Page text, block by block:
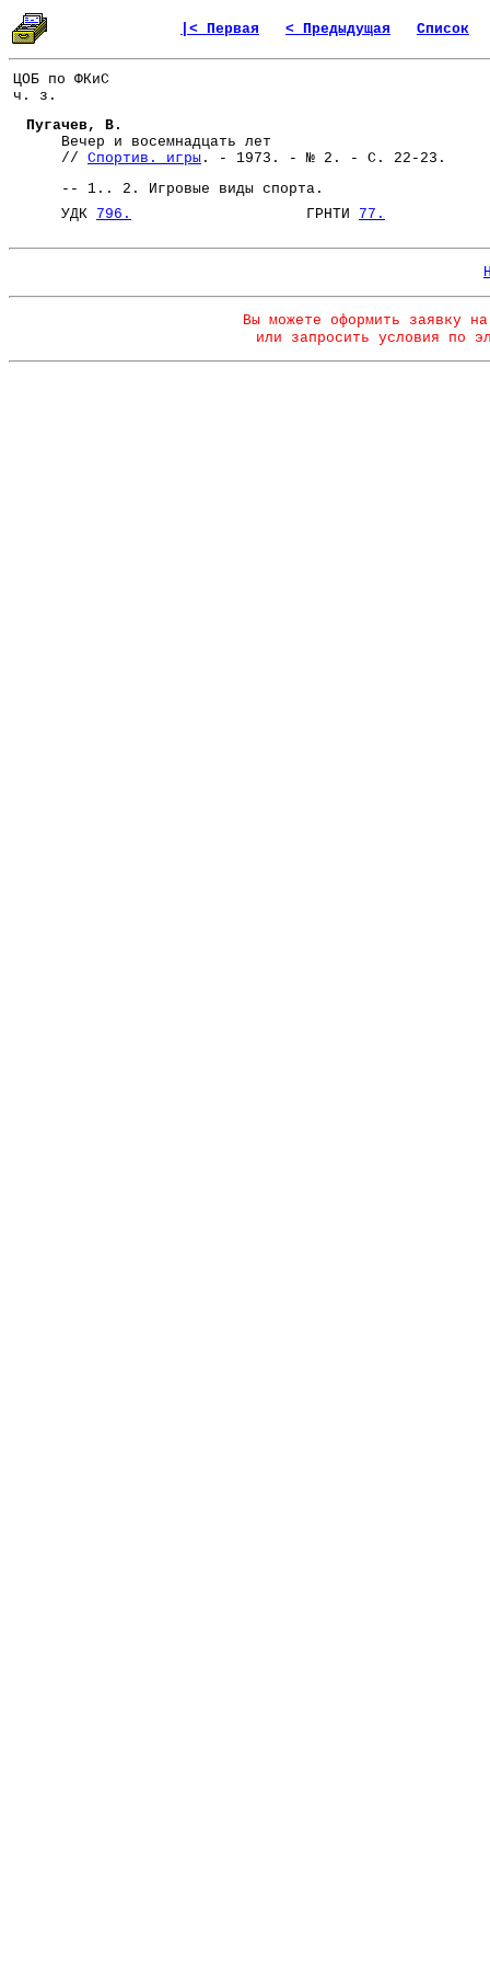
|< Первая < Предыдущая Список
ЦОБ по ФКиС
ч. з.
Пугачев, В.
Вечер и восемнадцать лет
// Спортив. игры . - 1973. - № 2. - С. 22-23.
-- 1.. 2. Игровые виды спорта.
УДК 796. ГРНТИ 77.
Вы можете оформить заявку
или запросить условия по